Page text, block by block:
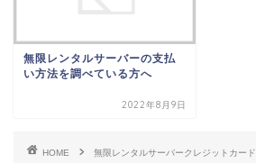
無限レンタルサーバーの支払
い方法を調べている方へ
2022年8月9日
HOME 無限レンタルサーバークレジットカード